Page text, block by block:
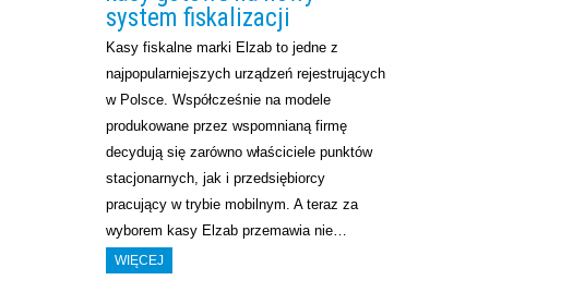
system fiskalizacji
Kasy fiskalne marki Elzab to jedne z
najpopularniejszych urządzeń rejestrujących
w Polsce. Współcześnie na modele
produkowane przez wspomnianą firmę
decydują się zarówno właściciele punktów
stacjonarnych, jak i przedsiębiorcy
pracujący w trybie mobilnym. A teraz za
wyborem kasy Elzab przemawia nie…
WIĘCEJ